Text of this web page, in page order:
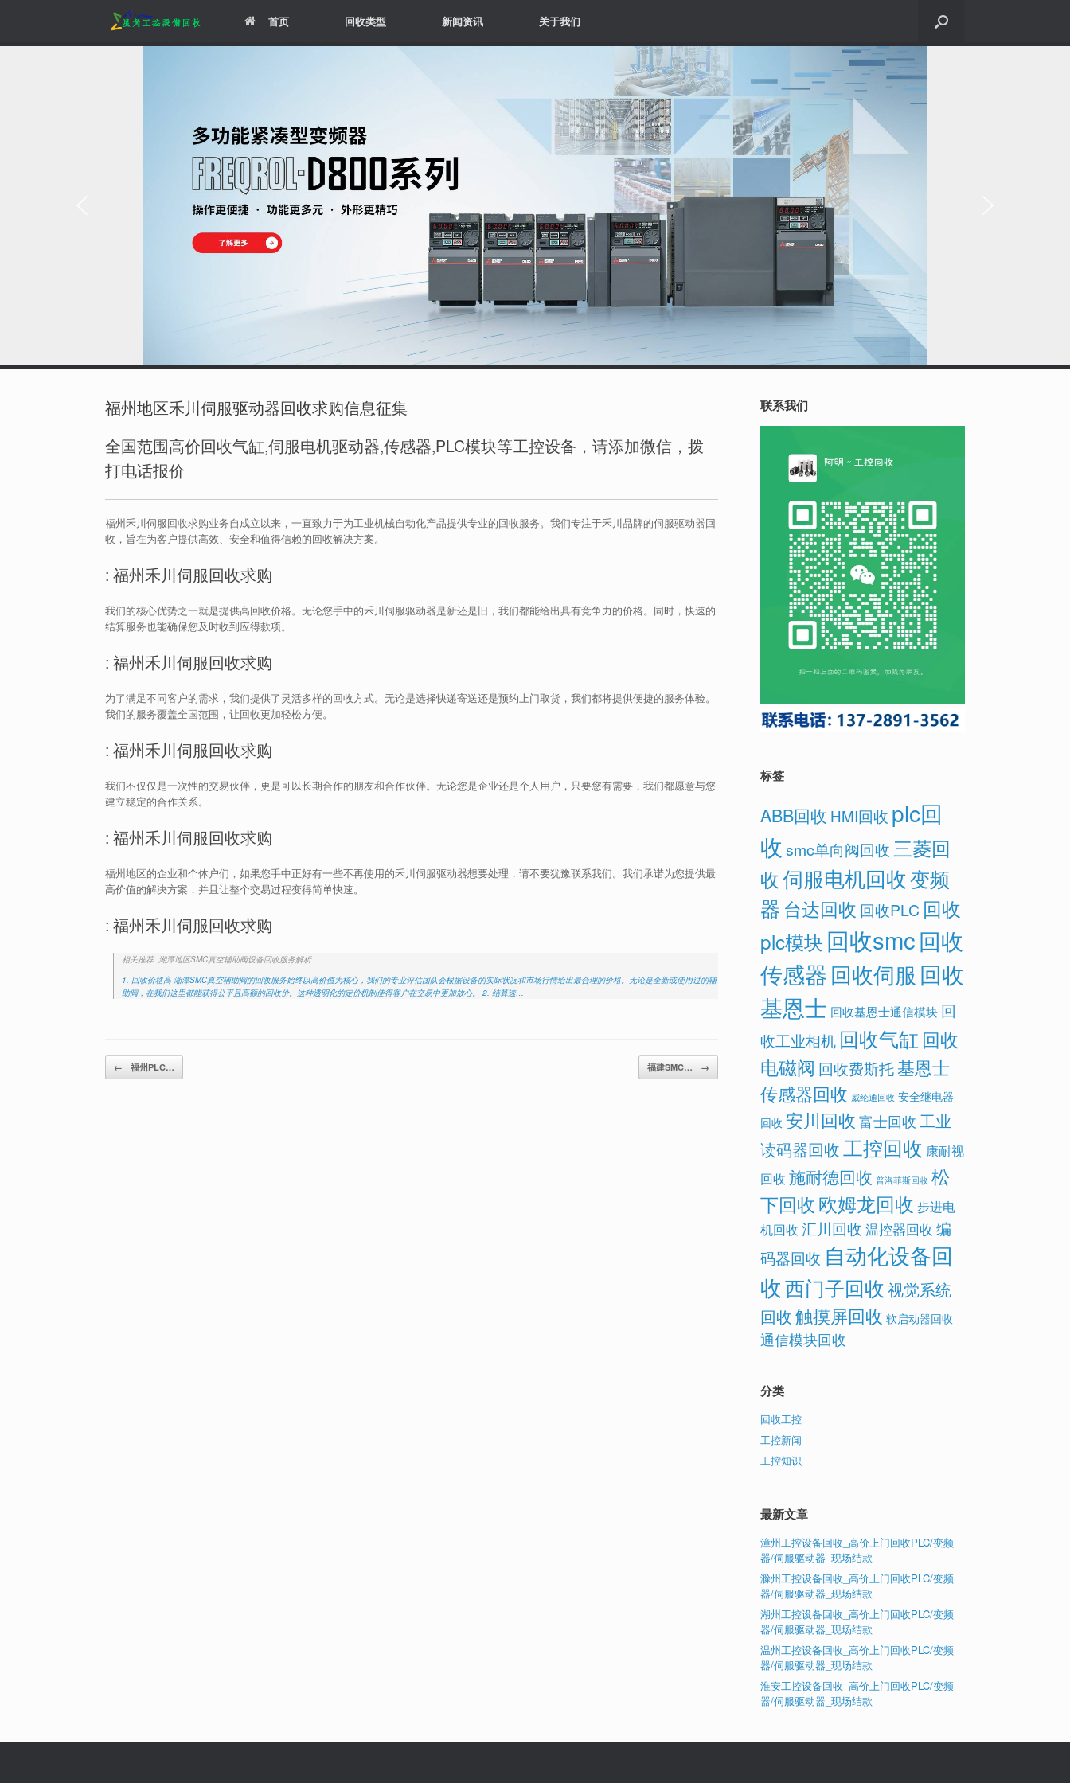
首页 回收类型 新闻资讯 关于我们
福州地区禾川伺服驱动器回收求购信息征集
全国范围高价回收气缸,伺服电机驱动器,传感器,PLC模块等工控设备，请添加微信，拨
打电话报价
福州禾川伺服回收求购业务自成立以来，一直致力于为工业机械自动化产品提供专业的回收服务。我们专注于禾川品牌的伺服驱动器回
收，旨在为客户提供高效、安全和值得信赖的回收解决方案。
: 福州禾川伺服回收求购
我们的核心优势之一就是提供高回收价格。无论您手中的禾川伺服驱动器是新还是旧，我们都能给出具有竞争力的价格。同时，快速的
结算服务也能确保您及时收到应得款项。
: 福州禾川伺服回收求购
为了满足不同客户的需求，我们提供了灵活多样的回收方式。无论是选择快递寄送还是预约上门取货，我们都将提供便捷的服务体验。
我们的服务覆盖全国范围，让回收更加轻松方便。
: 福州禾川伺服回收求购
我们不仅仅是一次性的交易伙伴，更是可以长期合作的朋友和合作伙伴。无论您是企业还是个人用户，只要您有需要，我们都愿意与您
建立稳定的合作关系。
: 福州禾川伺服回收求购
福州地区的企业和个体户们，如果您手中正好有一些不再使用的禾川伺服驱动器想要处理，请不要犹豫联系我们。我们承诺为您提供最
高价值的解决方案，并且让整个交易过程变得简单快速。
: 福州禾川伺服回收求购
相关推荐: 湘潭地区SMC真空辅助阀设备回收服务解析
1. 回收价格高 湘潭SMC真空辅助阀的回收服务始终以高价值为核心，我们的专业评估团队会根据设备的实际状况和市场行情给出最合理的价格。无论是全新或使用过的辅
助阀，在我们这里都能获得公平且高额的回收价。这种透明化的定价机制使得客户在交易中更加放心。 2. 结算速…
Post navigation
← 福州PLC… 福建SMC… →
联系我们
标签
ABB回收 HMI回收 plc回
收 smc单向阀回收三菱回
收伺服电机回收变频
器 台达回收 回收PLC 回收
plc模块 回收smc回收
传感器回收伺服 回收
基恩士 回收基恩士通信模块 回
收工业相机 回收气缸 回收
电磁阀 回收费斯托基恩士
传感器回收 威纶通回收 安全继电器
回收 安川回收 富士回收 工业
读码器回收工控回收 康耐视
回收 施耐德回收 普洛菲斯回收 松
下回收欧姆龙回收 步进电
机回收 汇川回收 温控器回收 编
码器回收 自动化设备回
收西门子回收视觉系统
回收触摸屏回收 软启动器回收
通信模块回收
分类
回收工控
工控新闻
工控知识
最新文章
漳州工控设备回收_高价上门回收PLC/变频
器/伺服驱动器_现场结款
滁州工控设备回收_高价上门回收PLC/变频
器/伺服驱动器_现场结款
湖州工控设备回收_高价上门回收PLC/变频
器/伺服驱动器_现场结款
温州工控设备回收_高价上门回收PLC/变频
器/伺服驱动器_现场结款
淮安工控设备回收_高价上门回收PLC/变频
器/伺服驱动器_现场结款